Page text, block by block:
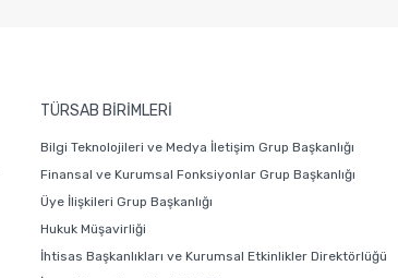
TÜRSAB BİRİMLERİ
Bilgi Teknolojileri ve Medya İletişim Grup Başkanlığı
Finansal ve Kurumsal Fonksiyonlar Grup Başkanlığı
Üye İlişkileri Grup Başkanlığı
Hukuk Müşavirliği
İhtisas Başkanlıkları ve Kurumsal Etkinlikler Direktörlüğü